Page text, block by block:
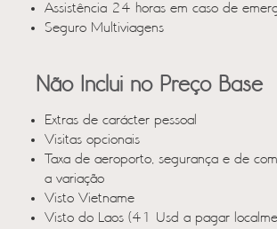
Assistência 24 horas em caso de
Seguro Multiviagens
Não Inclui no Preço Base
Extras de carácter pessoal
Visitas opcionais
Taxa de aeroporto, segurança e de
a variação
Visto Vietname
Visto do Laos (41 Usd a pagar